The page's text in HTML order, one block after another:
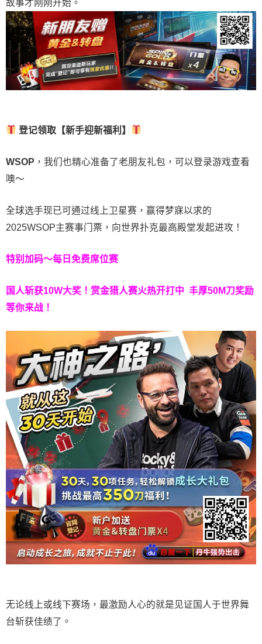
故事才刚刚开始。
登记领取【新手迎新福利】
WSOP ，我们也精心准备了老朋友礼包，可以登录游戏查看
噢～
全球选手现已可通过线上卫星赛，赢得梦寐以求的
2025WSOP主赛事门票，向世界扑克最高殿堂发起进攻！
特别加码～每日免费席位赛
国人斩获10W大奖！ 赏金猎人赛火热开打中 丰厚50M刀奖励
等你来战！
无论线上或线下赛场，最激励人心的就是见证国人于世界舞
台斩获佳绩了。